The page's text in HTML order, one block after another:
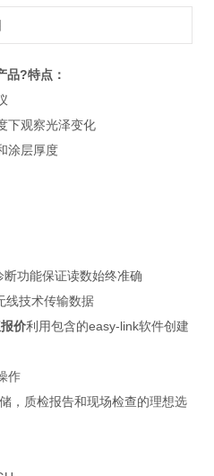
?特点：
下观察光泽变化
涂层厚度
断功能保证读数始终准确
线技术传输数据
报价利用包含的easy-link软件创建
作
，质检报告和现场检查的理想选